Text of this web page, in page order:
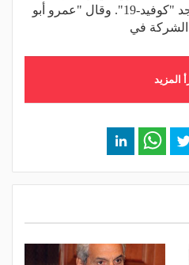
توجو بفيروس كورونا المستجد "كوفيد-19". وقال "عمرو أبو
الشركة في
المزيد